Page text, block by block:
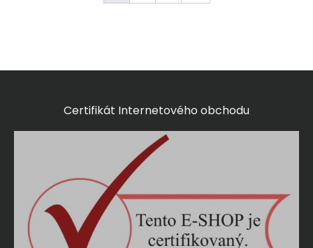
Certifikát Internetového obchodu